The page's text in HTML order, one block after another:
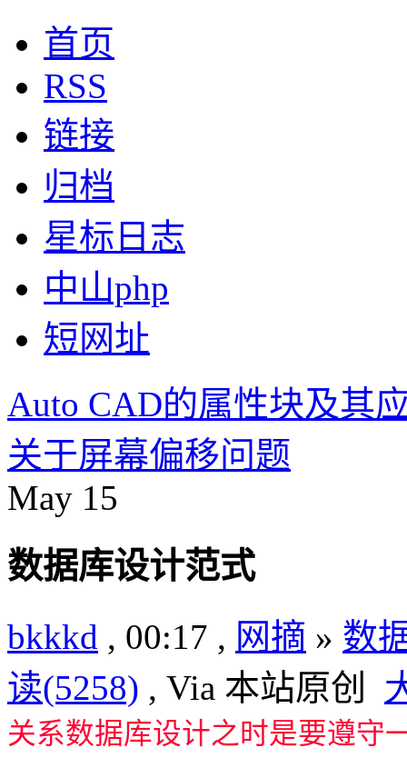
首页
RSS
链接
归档
星标日志
中山php
短网址
Auto CAD的属性块及其
关于屏幕偏移问题
May 15
数据库设计范式
bkkkd , 00:17 , 网摘 » 数
读(5258) , Via 本站原创
关系数据库设计之时是要遵守